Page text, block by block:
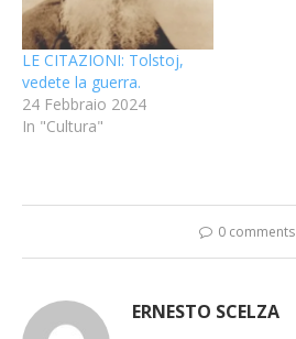
LE CITAZIONI: Tolstoj,
vedete la guerra.
24 Febbraio 2024
In "Cultura"
0 comments
ERNESTO SCELZA